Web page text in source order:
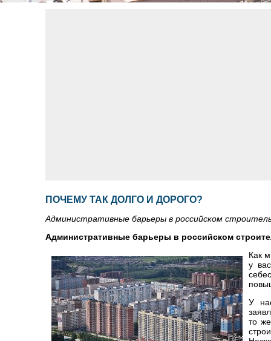
ПОЧЕМУ ТАК ДОЛГО И ДОРОГО?
Административные барьеры в российском
Административные барьеры в российском
Как
у
У
то